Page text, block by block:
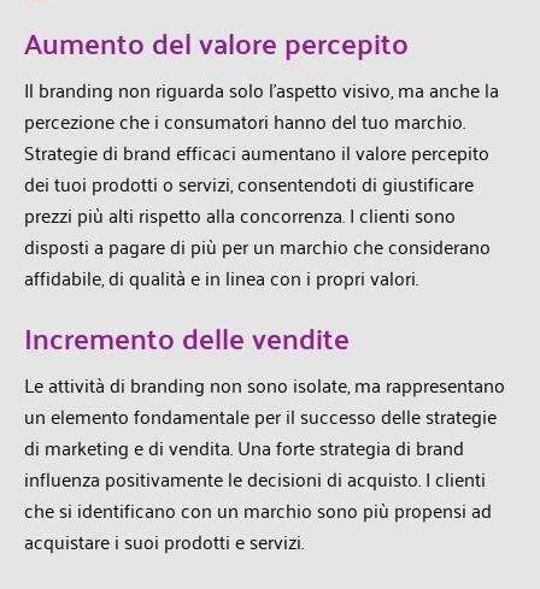
Aumento del valore percepito
Il branding non riguarda solo l’aspetto visivo, ma anche la
percezione che i consumatori hanno del tuo marchio.
Strategie di brand efficaci aumentano il valore percepito
dei tuoi prodotti o servizi, consentendoti di giustificare
prezzi più alti rispetto alla concorrenza. I clienti sono
disposti a pagare di più per un marchio che considerano
affidabile, di qualità e in linea con i propri valori.
Incremento delle vendite
Le attività di branding non sono isolate, ma rappresentano
un elemento fondamentale per il successo delle strategie
di marketing e di vendita. Una forte strategia di brand
influenza positivamente le decisioni di acquisto. I clienti
che si identificano con un marchio sono più propensi ad
acquistare i suoi prodotti e servizi.